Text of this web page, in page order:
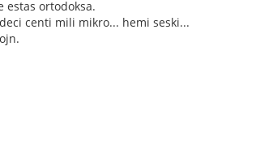
estas ortodoksa.
centi mili mikro... hemi seski...